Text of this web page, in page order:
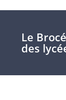
Le
des